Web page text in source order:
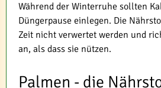
Während der Winterruhe sollten
Düngerpause einlegen. Die
Zeit nicht verwertet werden und
an, als dass sie nützen.
Palmen - die